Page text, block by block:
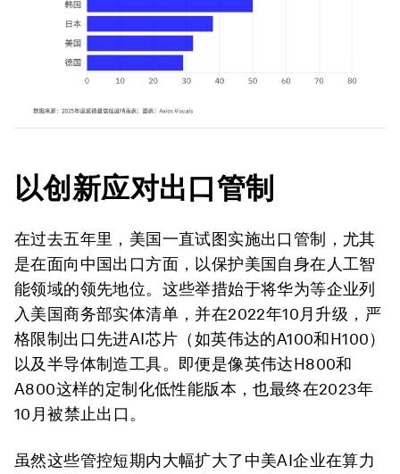
以创新应对出口管制
在过去五年里，美国一直试图实施出口管制，尤其
是在面向中国出口方面，以保护美国自身在人工智
能领域的领先地位。这些举措始于将华为等企业列
入美国商务部实体清单，并在2022年10月升级，严
格限制出口先进AI芯片（如英伟达的A100和H100）
以及半导体制造工具。即便是像英伟达H800和
A800这样的定制化低性能版本，也最终在2023年
10月被禁止出口。
虽然这些管控短期内大幅扩大了中美AI企业在算力